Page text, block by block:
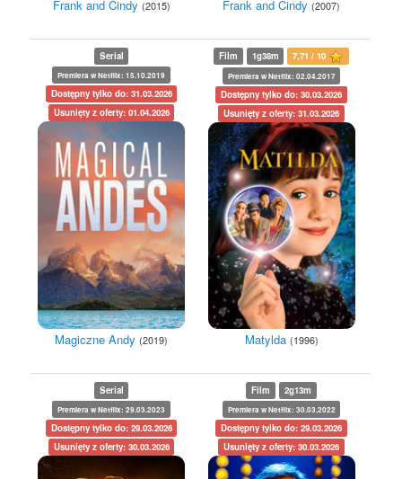
Frank and Cindy (2015) Frank and Cindy (2007)
Serial
Premiera w Netflix: 15.10.2019
Dostępny tylko do: 31.03.2026
Usunięty z oferty: 01.04.2026
Magiczne Andy (2019)
Film 1g38m 7,71 / 10
Premiera w Netflix: 02.04.2017
Dostępny tylko do: 30.03.2026
Usunięty z oferty: 31.03.2026
Matylda (1996)
Serial
Premiera w Netflix: 29.03.2023
Dostępny tylko do: 29.03.2026
Usunięty z oferty: 30.03.2026
Film 2g13m
Premiera w Netflix: 30.03.2022
Dostępny tylko do: 29.03.2026
Usunięty z oferty: 30.03.2026